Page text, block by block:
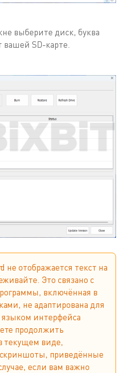
выберите диск, буква
вашей SD-карте.
не отображается текст на
Это связано с
включённая в
не адаптирована для
языком интерфейса
продолжить
текущем виде,
приведённые
если вам важно